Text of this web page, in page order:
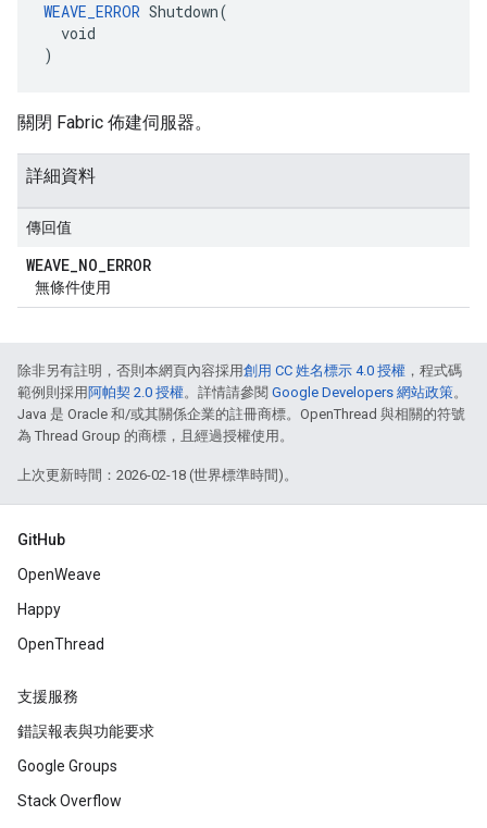
WEAVE_ERROR Shutdown(
  void
)
關閉 Fabric 佈建伺服器。
詳細資料
傳回值
WEAVE_NO_ERROR
無條件使用
除非另有註明，否則本網頁內容採用創用 CC 姓名標示 4.0 授權 ，程式碼
範例則採用 阿帕契 2.0 授權。詳情請參閱 Google Developers 網站政策。
Java 是 Oracle 和/或其關係企業的註冊商標。OpenThread 與相關的符號
為 Thread Group 的商標，且經過授權使用。
上次更新時間：2026-02-18 (世界標準時間)。
GitHub
OpenWeave
Happy
OpenThread
支援服務
錯誤報表與功能要求
Google Groups
Stack Overflow